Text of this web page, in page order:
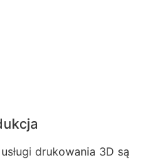
drukowania 3D są